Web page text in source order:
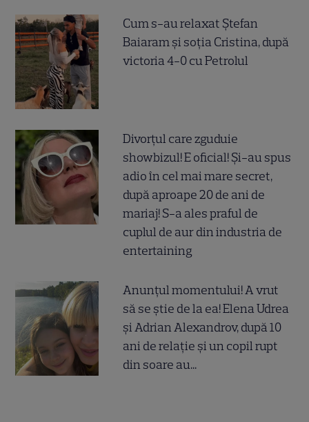
Cum s-au relaxat Ștefan
Baiaram și soția Cristina, după
victoria 4-0 cu Petrolul
Divorțul care zguduie
showbizul! E oficial! Și-au spus
adio în cel mai mare secret,
după aproape 20 de ani de
mariaj! S-a ales praful de
cuplul de aur din industria de
entertaining
Anunțul momentului! A vrut
să se știe de la ea! Elena Udrea
și Adrian Alexandrov, după 10
ani de relație și un copil rupt
din soare au...